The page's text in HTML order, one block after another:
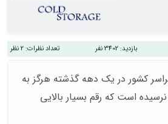
بازدید: 3402 نفر تعداد نظرات: 2 نظر
کشور در یک دهه گذشته هرگز به
است که رقم بسیار بالایی